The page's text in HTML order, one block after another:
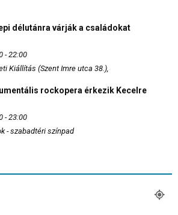
délutánra várják a családokat
- 22:00
Kiállítás (Szent Imre utca 38.),
rockopera érkezik Kecelre
- 23:00
- szabadtéri színpad